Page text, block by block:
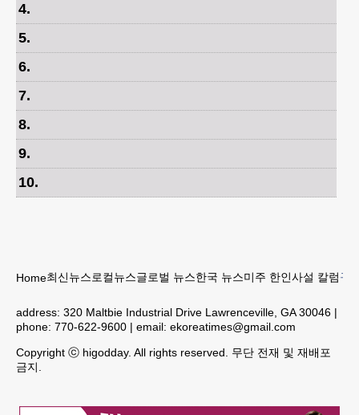
4.
5.
6.
7.
8.
9.
10.
Home최신뉴스로컬뉴스글로벌 뉴스한국 뉴스미주 한인사설 칼럼구
address: 320 Maltbie Industrial Drive Lawrenceville, GA 30046 |
phone: 770-622-9600 | email: ekoreatimes@gmail.com
Copyright ⓒ higodday. All rights reserved. 무단 전재 및 재배포
금지.